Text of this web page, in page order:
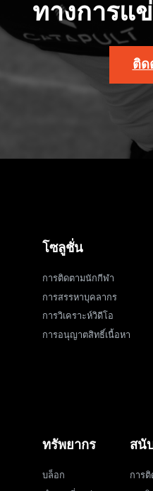
ทางการแ
ติด
โซลูชั่น
การติดตามนักกีฬา
การสรรหาบุคลากร
การวิเคราะห์วิดีโอ
การอนุญาตสิทธิ์เนื้อหา
ทรัพยากร
บล็อก
สนั
การ